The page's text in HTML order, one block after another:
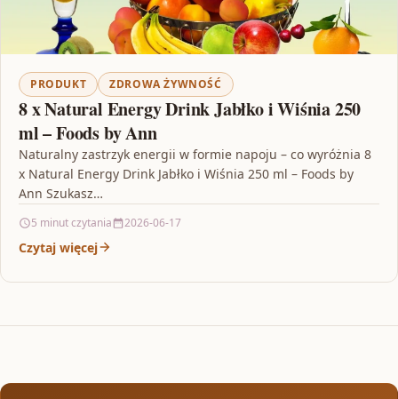
PRODUKT ZDROWA ŻYWNOŚĆ
8 x Natural Energy Drink Jabłko i Wiśnia 250
ml – Foods by Ann
Naturalny zastrzyk energii w formie napoju – co wyróżnia 8
x Natural Energy Drink Jabłko i Wiśnia 250 ml – Foods by
Ann Szukasz…
5 minut czytania 2026-06-17
Czytaj więcej